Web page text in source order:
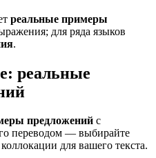
реальные примеры
для ряда языков
.
реальные
предложений с
переводом — выбирайте
для вашего текста.